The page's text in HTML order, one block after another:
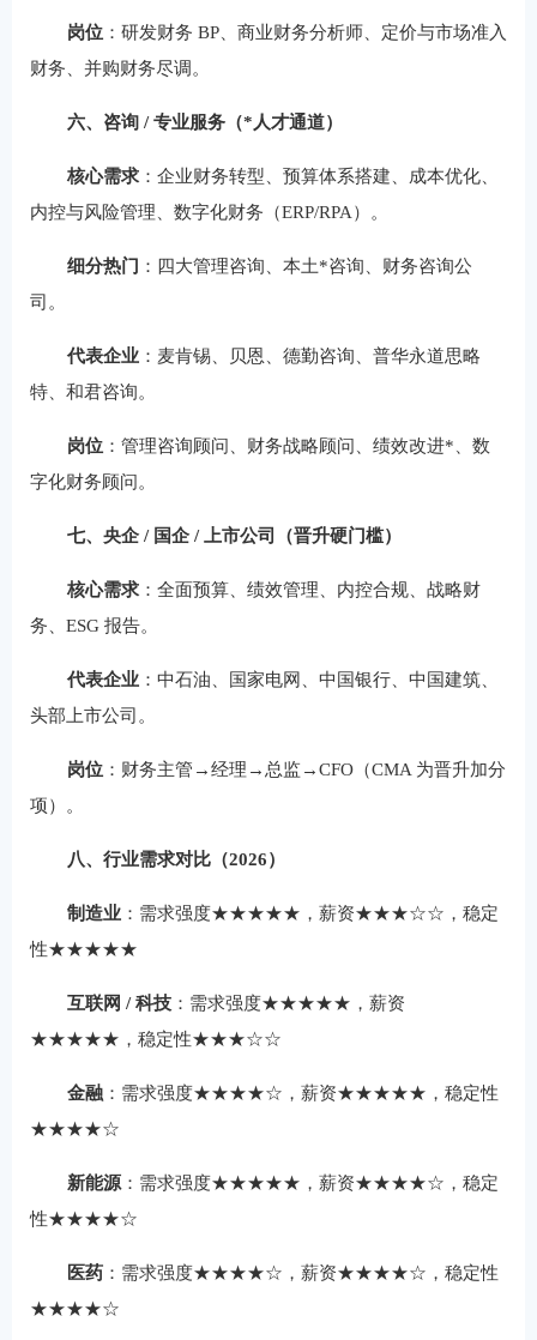
岗位：研发财务 BP、商业财务分析师、定价与市场准入
财务、并购财务尽调。
六、咨询 / 专业服务（*人才通道）
核心需求：企业财务转型、预算体系搭建、成本优化、
内控与风险管理、数字化财务（ERP/RPA）。
细分热门 ：四大管理咨询、本土*咨询、财务咨询公
司。
代表企业：麦肯锡、贝恩、德勤咨询、普华永道思略
特、和君咨询。
岗位：管理咨询顾问、财务战略顾问、绩效改进*、数
字化财务顾问。
七、央企 / 国企 / 上市公司（晋升硬门槛）
核心需求：全面预算、绩效管理、内控合规、战略财
务、ESG 报告。
代表企业：中石油、国家电网、中国银行、中国建筑、
头部上市公司。
岗位：财务主管→经理→总监→CFO（CMA 为晋升加分
项）。
八、行业需求对比（2026）
制造业：需求强度★★★★★，薪资★★★☆☆，稳定
性★★★★★
互联网 / 科技：需求强度★★★★★，薪资
★★★★★，稳定性★★★☆☆
金融：需求强度★★★★☆，薪资★★★★★，稳定性
★★★★☆
新能源：需求强度★★★★★，薪资★★★★☆，稳定
性★★★★☆
医药：需求强度★★★★☆，薪资★★★★☆，稳定性
★★★★☆